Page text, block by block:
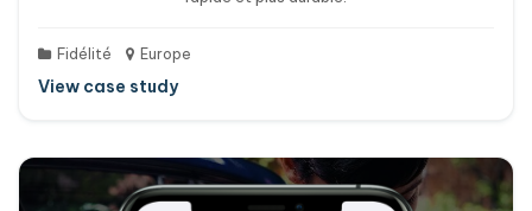
Fidélité Europe
View case study